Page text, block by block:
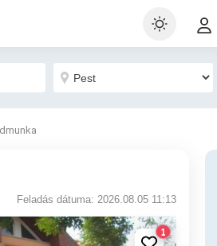
Feladás dátuma: 2026.08.05 11:13
1